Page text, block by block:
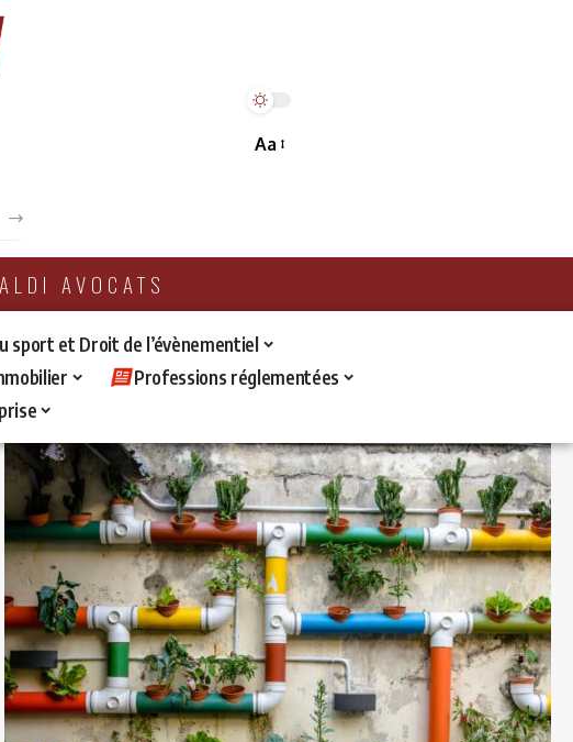
Aa
AVOCATS
sport et Droit de l’évènementiel
Professions réglementées